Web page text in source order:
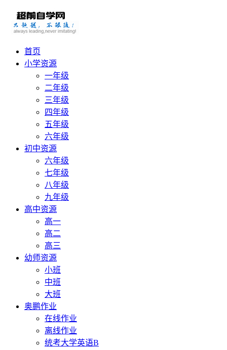
首页
小学资源
一年级
二年级
三年级
四年级
五年级
六年级
初中资源
六年级
七年级
八年级
九年级
高中资源
高一
高二
高三
幼师资源
小班
中班
大班
奥鹏作业
在线作业
离线作业
统考大学英语B